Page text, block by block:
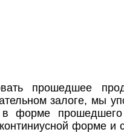
прошедшее
залоге, мы
форме прошедшего
форме и